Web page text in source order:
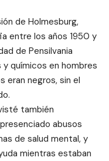
de Holmesburg,
entre los años 1950 y
de Pensilvania
químicos en hombres
eran negros, sin el
también
abusos
de salud mental, y
mientras estaban